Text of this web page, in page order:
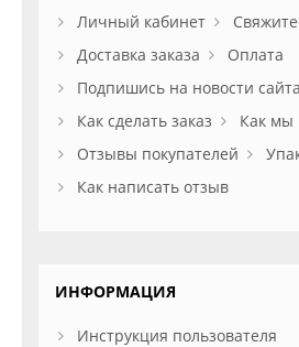
Личный кабинет
Доставка заказа
Оплата
Подпишись на новости
Как сделать заказ
Как мы
Отзывы покупателей
Как написать отзыв
ИНФОРМАЦИЯ
Инструкция пользователя